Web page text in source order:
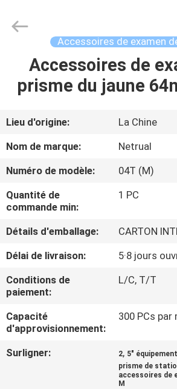
MAISON
AU
SUJET
NOUS
D'USINE
CONTRÔLE
DE
QUALITÉ
GEO-
ALLEN
Accessoires de examen
Accessoires de
prisme du jaune
Lieu d'origine:
La Chine
Nom de marque:
Netrual
Numéro de modèle:
04T (M)
Quantité de
commande min:
1 PC
Détails d'emballage:
CARTON
Délai de livraison:
5·8 jours
Conditions de
paiement:
L/C, T/T
Capacité
d'approvisionnement:
300 PCs par
Surligner: 2, 5"
prisme de
accessoires de
M